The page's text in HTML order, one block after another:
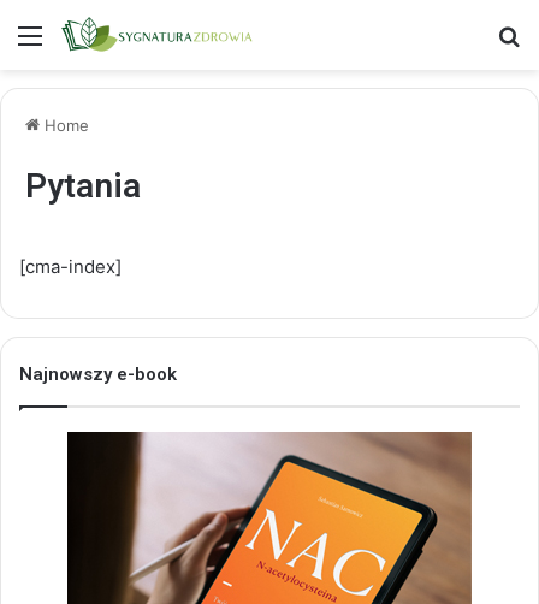
Menu
Home
Pytania
[cma-index]
Najnowszy e-book